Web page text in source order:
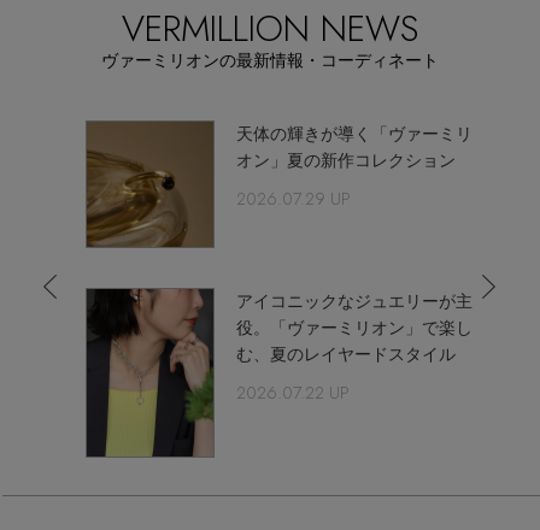
【予約】新作ウェアをチェック
【Tシャツ】デイリーに活躍
【日傘】完全遮光・軽量傘
【リネン】涼しい夏素材
【CFCL】注目のPOP-UP
【レース】上品な透け感
アイテム一覧
SALE
CATEGORY
すべてのウェア
シューズ
すべてのシューズ
バッグ・財布
SUPPORT
カスタマーサポート
エル・ショップについて
お知らせ
き、鮮やかに生きる人を象徴する色として名付けられて
VERMILLION NEWS
ヴァーミリオンの最新情報・コーディネート
天体の輝きが導く「ヴァーミリ
オン」夏の新作コレクション
2026.07.29 UP
アイコニックなジュエリーが主
役。「ヴァーミリオン」で楽し
む、夏のレイヤードスタイル
2026.07.22 UP